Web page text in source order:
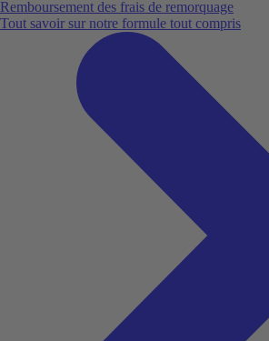
Remboursement des frais de remorquage
Tout savoir sur notre formule tout compris